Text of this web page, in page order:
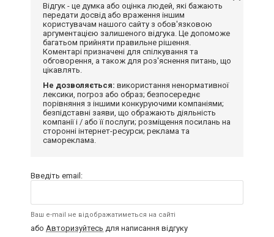
Відгук - це думка або оцінка людей, які бажають
передати досвід або враження іншим
користувачам нашого сайту з обов'язковою
аргументацією залишеного відгука. Це допоможе
багатьом прийняти правильне рішення.
Коментарі призначені для спілкування та
обговорення, а також для роз'яснення питань, що
цікавлять.
Не дозволяється: використання ненормативної
лексики, погроз або образ; безпосереднє
порівняння з іншими конкуруючими компаніями;
безпідставні заяви, що ображають діяльність
компанії і / або її послуги; розміщення посилань на
сторонні інтернет-ресурси; реклама та
самореклама.
Введіть email:
Ваш e-mail не відображатиметься на сайті
або Авторизуйтесь для написання відгуку